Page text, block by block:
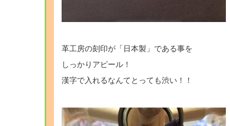
革工房の刻印が「日本製」である事を
しっかりアピール！
漢字で入れるなんてとっても渋い！！